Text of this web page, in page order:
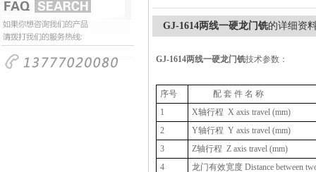
GJ-1614两线一硬龙门铣的详细资
GJ-1614两线一硬龙门铣技术参数：
序号
配 套 件 名 称
1
X轴行程 X axis travel (mm)
2
Y轴行程 Y axis travel (mm)
3
Z轴行程 Z axis travel (mm)
4
龙门有效宽度 Distance between